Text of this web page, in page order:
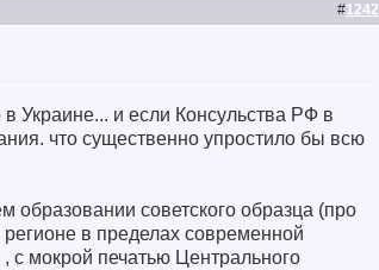
#1242
Украине... и если Консульства РФ в
что существенно упростило бы всю
образовании советского образца (про
в пределах современной
с мокрой печатью Центрального